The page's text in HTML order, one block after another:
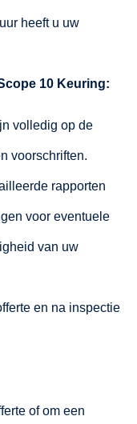
heeft u uw
10 Keuring:
volledig op de
voorschriften.
rapporten
voor eventuele
van uw
en na inspectie
of om een